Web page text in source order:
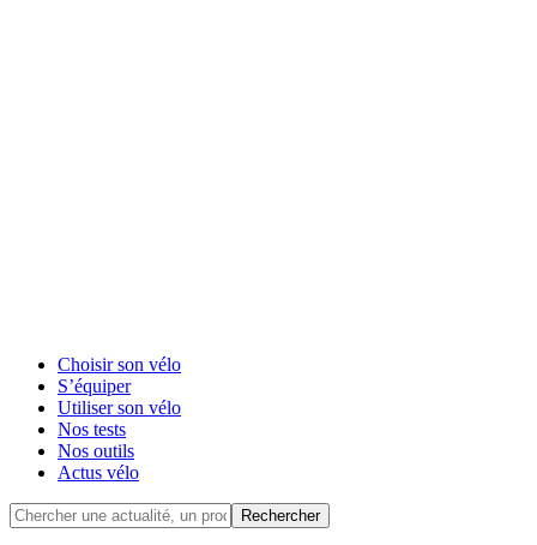
Choisir son vélo
S’équiper
Utiliser son vélo
Nos tests
Nos outils
Actus vélo